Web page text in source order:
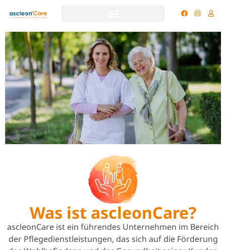
Was ist ascleonCare?
ascleonCare ist ein führendes Unternehmen im Bereich
der Pflegedienstleistungen, das sich auf die Förderung